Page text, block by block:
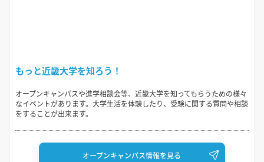
もっと近畿大学を知ろう！
オープンキャンパスや進学相談会等、近畿大学を知ってもらうための様々
なイベントがあります。大学生活を体験したり、受験に関する質問や相談
をすることが出来ます。
オープンキャンパス情報を見る